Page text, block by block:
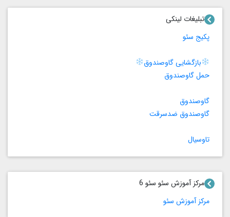
تبلیغات لینکی
پکیج سئو
بازگشایی گاوصندوق
حمل گاوصندوق
گاوصندوق
گاوصندوق ضدسرقت
تاوسیال
مرکز آموزش سئو سئو 6
مرکز آموزش سئو